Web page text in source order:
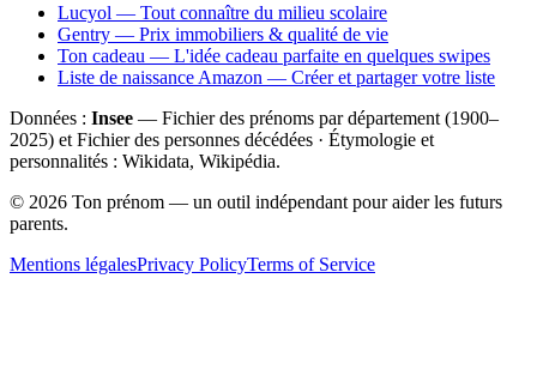
Lucyol — Tout connaître du milieu scolaire
Gentry — Prix immobiliers & qualité de vie
Ton cadeau — L'idée cadeau parfaite en quelques swipes
Liste de naissance Amazon — Créer et partager votre liste
Données : Insee — Fichier des prénoms par département (1900–
2025) et Fichier des personnes décédées · Étymologie et
personnalités : Wikidata, Wikipédia.
© 2026 Ton prénom — un outil indépendant pour aider les futurs
parents.
Mentions légalesPrivacy PolicyTerms of Service